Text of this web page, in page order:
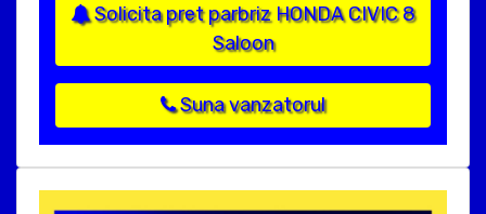
Solicita pret parbriz HONDA CIVIC 8
Saloon
Suna vanzatorul